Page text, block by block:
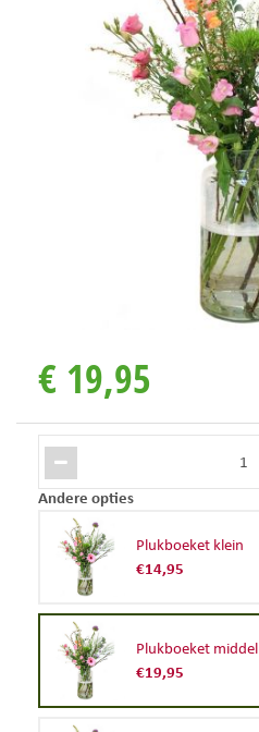
€ 19,95
Andere opties
Plukboeket klein
€14,95
Plukboeket middel
€19,95